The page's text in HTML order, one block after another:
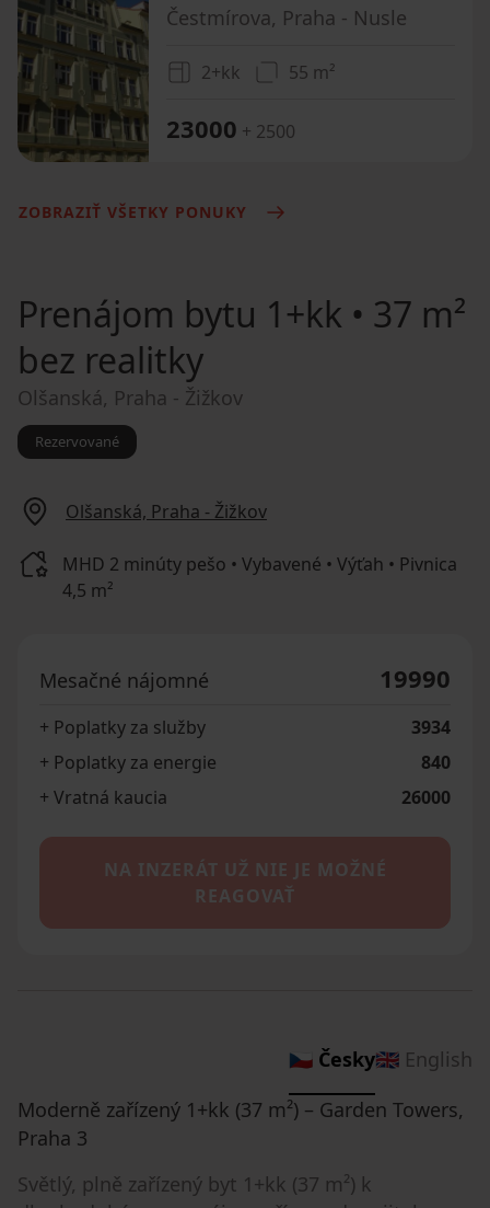
Čestmírova, Praha - Nusle
2+kk 55 m²
23000 + 2500
ZOBRAZIŤ VŠETKY PONUKY
Prenájom bytu 1+kk • 37 m²
bez realitky
Olšanská, Praha - Žižkov
Rezervované
Olšanská, Praha - Žižkov
MHD 2 minúty pešo • Vybavené • Výťah • Pivnica
4,5 m²
Mesačné nájomné 19990
+ Poplatky za služby
3934
+ Poplatky za energie
840
+ Vratná kaucia
26000
NA INZERÁT UŽ NIE JE MOŽNÉ
REAGOVAŤ
🇨🇿 Česky🇬🇧 English
Moderně zařízený 1+kk (37 m²) – Garden Towers,
Praha 3
Světlý, plně zařízený byt 1+kk (37 m²) k